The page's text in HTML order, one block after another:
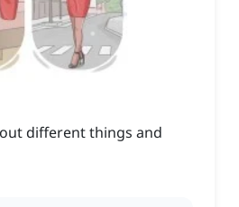
different things and